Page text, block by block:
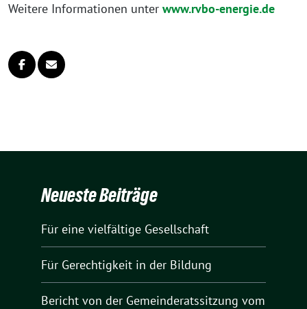
Weitere Informationen unter www.rvbo-energie.de
Neueste Beiträge
Für eine vielfältige Gesellschaft
Für Gerechtigkeit in der Bildung
Bericht von der Gemeinderatssitzung vom